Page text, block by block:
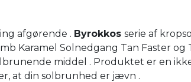
afgørende . Byrokkos serie af
Karamel Solnedgang Tan Faster og
middel . Produktet er en
at din solbrunhed er jævn .